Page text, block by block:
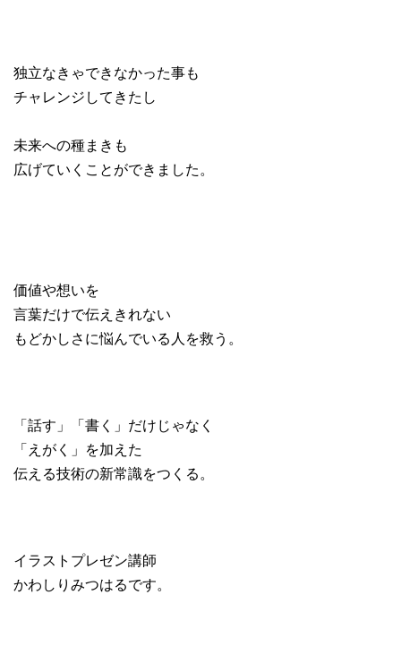
独立なきゃできなかった事も
チャレンジしてきたし
未来への種まきも
広げていくことができました。
価値や想いを
言葉だけで伝えきれない
もどかしさに悩んでいる人を救う。
「話す」「書く」だけじゃなく
「えがく」を加えた
伝える技術の新常識をつくる。
イラストプレゼン講師
かわしりみつはるです。